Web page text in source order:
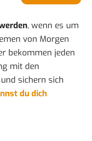
, wenn es um
von Morgen
bekommen jeden
mit den
sichern sich
du dich